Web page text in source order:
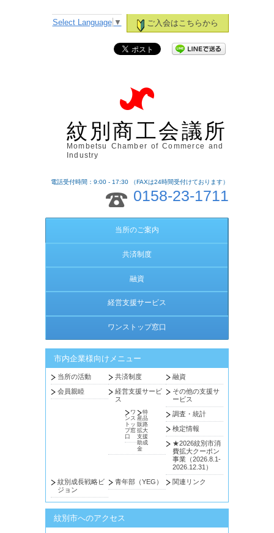
ご入会はこちらから
Select Language ▼
紋別商工会議所
Mombetsu Chamber of Commerce and
Industry
電話受付時間：9:00 - 17:30 （FAXは24時間受付けております）
0158-23-1711
当所のご案内
共済制度
融資
経営支援サービス
ワンストップ窓口
市内企業様向けメニュー
当所の活動 共済制度
融資
会員親睦
経営支援サービ
ス
ワ
ンス
トッ
プ窓
口
特
産品
販路
拡大
支援
助成
金
その他の支援サ
ービス
調査・統計
検定情報
★2026紋別市消
費拡大クーポン
事業（2026.8.1-
2026.12.31）
紋別成長戦略ビ
ジョン
青年部（YEG） 関連リンク
紋別市へのアクセス